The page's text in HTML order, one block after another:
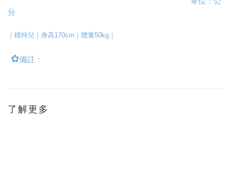
分
｜模特兒｜身高170cm｜體重50kg｜
✿備註：
了解更多